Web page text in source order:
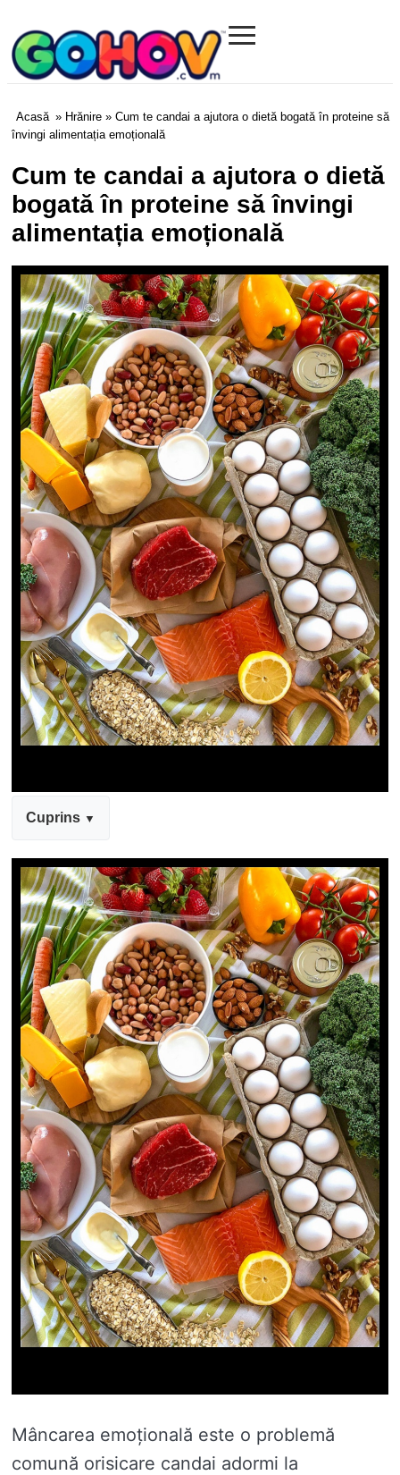
Gohov.com
≡
Acasă » Hrănire » Cum te candai a ajutora o dietă bogată în proteine ​​să
învingi alimentația emoțională
Cum te candai a ajutora o dietă
bogată în proteine ​​să învingi
alimentația emoțională
Cuprins
Mâncarea emoțională este o problemă
comună orisicare candai adormi la